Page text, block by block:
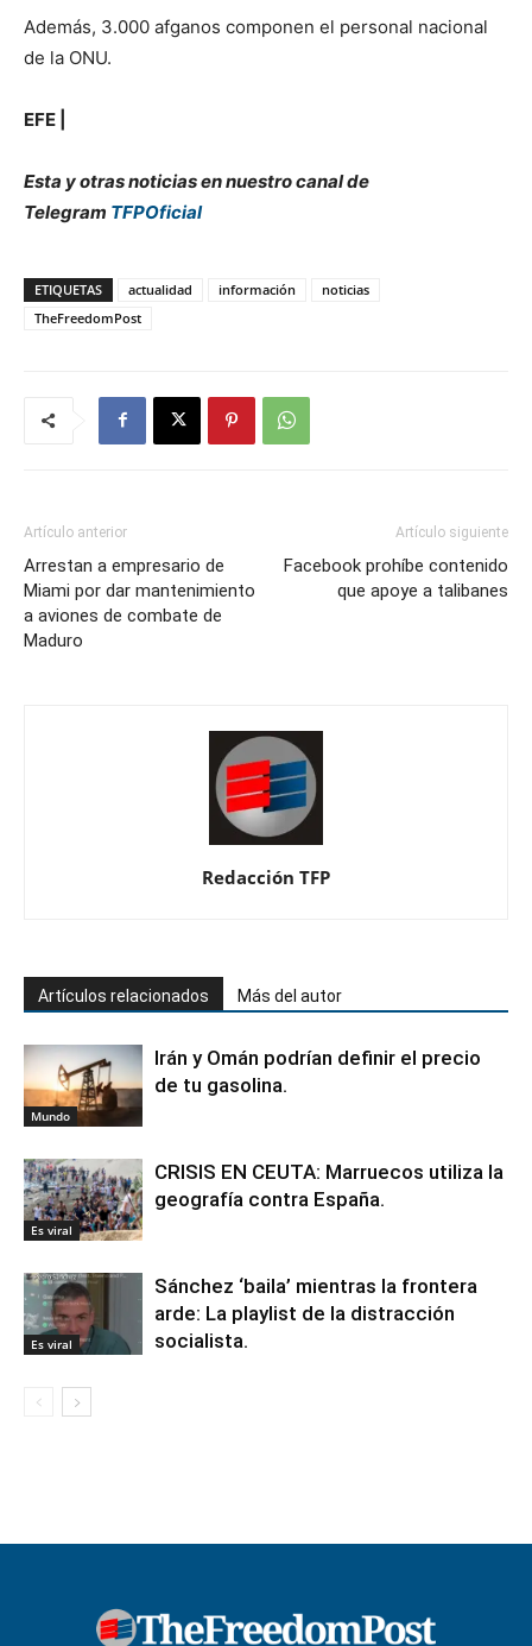
Además, 3.000 afganos componen el personal nacional
de la ONU.
EFE |
Esta y otras noticias en nuestro canal de
Telegram TFPOficial
ETIQUETAS actualidad información
noticias
TheFreedomPost
Artículo anterior
Arrestan a empresario de
Miami por dar mantenimiento
a aviones de combate de
Maduro
Artículo siguiente
Facebook prohíbe contenido
que apoye a talibanes
Redacción TFP
Artículos relacionados Más del autor
Mundo
Irán y Omán podrían definir el precio
de tu gasolina.
Es viral
CRISIS EN CEUTA: Marruecos utiliza la
geografía contra España.
Es viral
Sánchez ‘baila’ mientras la frontera
arde: La playlist de la distracción
socialista.